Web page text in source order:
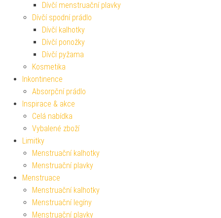
Dívčí menstruační plavky
Dívčí spodní prádlo
Dívčí kalhotky
Dívčí ponožky
Dívčí pyžama
Kosmetika
Inkontinence
Absorpční prádlo
Inspirace & akce
Celá nabídka
Vybalené zboží
Limitky
Menstruační kalhotky
Menstruační plavky
Menstruace
Menstruační kalhotky
Menstruační legíny
Menstruační plavky